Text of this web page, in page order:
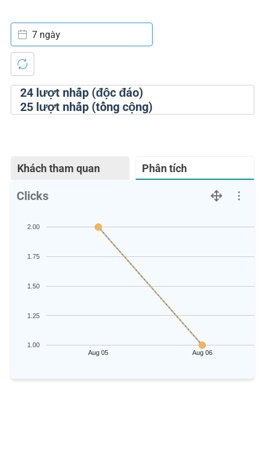
24lượt nhấp (độc đáo)
25lượt nhấp (tổng cộng)
7 ngày
Khách tham quan Phân tích
Clicks
Aug 05 Aug 06
1.00
1.25
1.50
1.75
2.00